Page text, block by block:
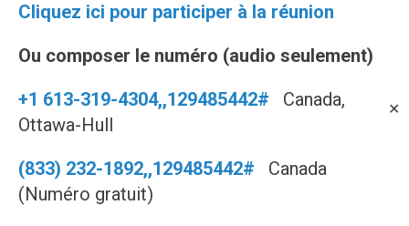
✕
Cliquez ici pour participer à la réunion
Ou composer le numéro (audio seulement)
+1 613-319-4304,,129485442# Canada,
Ottawa-Hull
(833) 232-1892,,129485442# Canada
(Numéro gratuit)